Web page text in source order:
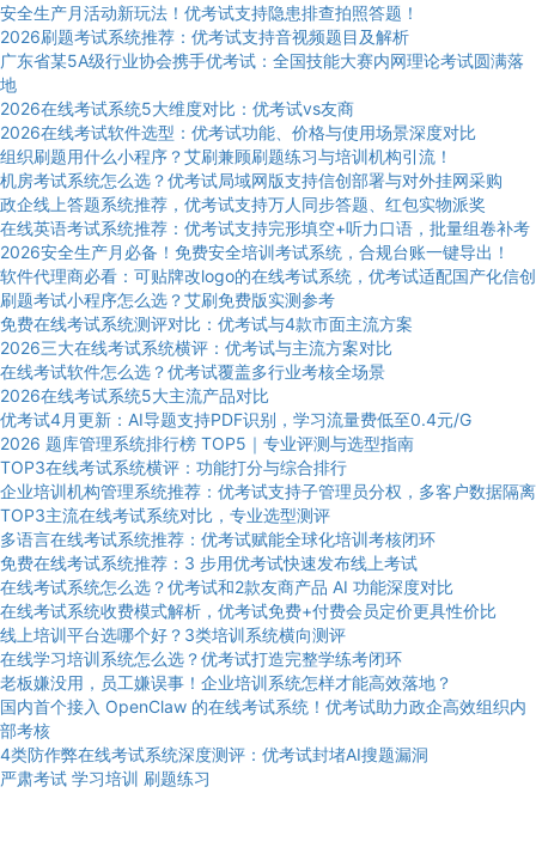
安全生产月活动新玩法！优考试支持隐患排查拍照答题！
2026刷题考试系统推荐：优考试支持音视频题目及解析
广东省某5A级行业协会携手优考试：全国技能大赛内网理论考试圆满落
地
2026在线考试系统5大维度对比：优考试vs友商
2026在线考试软件选型：优考试功能、价格与使用场景深度对比
组织刷题用什么小程序？艾刷兼顾刷题练习与培训机构引流！
机房考试系统怎么选？优考试局域网版支持信创部署与对外挂网采购
政企线上答题系统推荐，优考试支持万人同步答题、红包实物派奖
在线英语考试系统推荐：优考试支持完形填空+听力口语，批量组卷补考
2026安全生产月必备！免费安全培训考试系统，合规台账一键导出！
软件代理商必看：可贴牌改logo的在线考试系统，优考试适配国产化信创
刷题考试小程序怎么选？艾刷免费版实测参考
免费在线考试系统测评对比：优考试与4款市面主流方案
2026三大在线考试系统横评：优考试与主流方案对比
在线考试软件怎么选？优考试覆盖多行业考核全场景
2026在线考试系统5大主流产品对比
优考试4月更新：AI导题支持PDF识别，学习流量费低至0.4元/G
2026 题库管理系统排行榜 TOP5｜专业评测与选型指南
TOP3在线考试系统横评：功能打分与综合排行
企业培训机构管理系统推荐：优考试支持子管理员分权，多客户数据隔离
TOP3主流在线考试系统对比，专业选型测评
多语言在线考试系统推荐：优考试赋能全球化培训考核闭环
免费在线考试系统推荐：3 步用优考试快速发布线上考试
在线考试系统怎么选？优考试和2款友商产品 AI 功能深度对比
在线考试系统收费模式解析，优考试免费+付费会员定价更具性价比
线上培训平台选哪个好？3类培训系统横向测评
在线学习培训系统怎么选？优考试打造完整学练考闭环
老板嫌没用，员工嫌误事！企业培训系统怎样才能高效落地？
国内首个接入 OpenClaw 的在线考试系统！优考试助力政企高效组织内
部考核
4类防作弊在线考试系统深度测评：优考试封堵AI搜题漏洞
严肃考试 学习培训 刷题练习